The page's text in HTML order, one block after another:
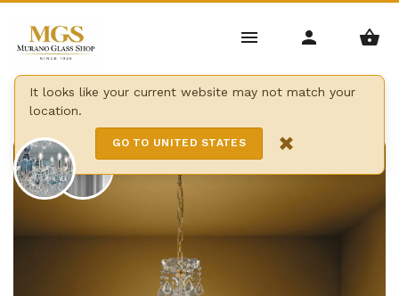
It looks like your current website may not match your
location.
GO TO UNITED STATES ×
Home / Candelabros / arañas de Bohemia /
Araña brillante de bohemia